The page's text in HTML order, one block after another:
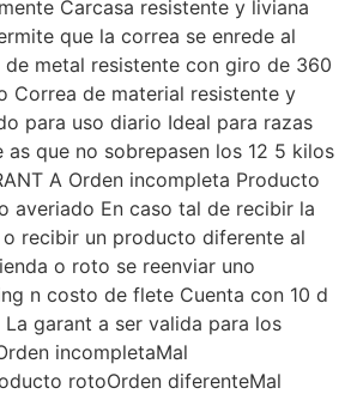
Carcasa resistente y liviana
que la correa se enrede al
de metal resistente con giro de 360
Correa de material resistente y
para uso diario Ideal para razas
as que no sobrepasen los 12 5 kilos
A Orden incompleta Producto
averiado En caso tal de recibir la
recibir un producto diferente al
o roto se reenviar uno
n costo de flete Cuenta con 10 d
garant a ser valida para los
incompletaMal
rotoOrden diferenteMal